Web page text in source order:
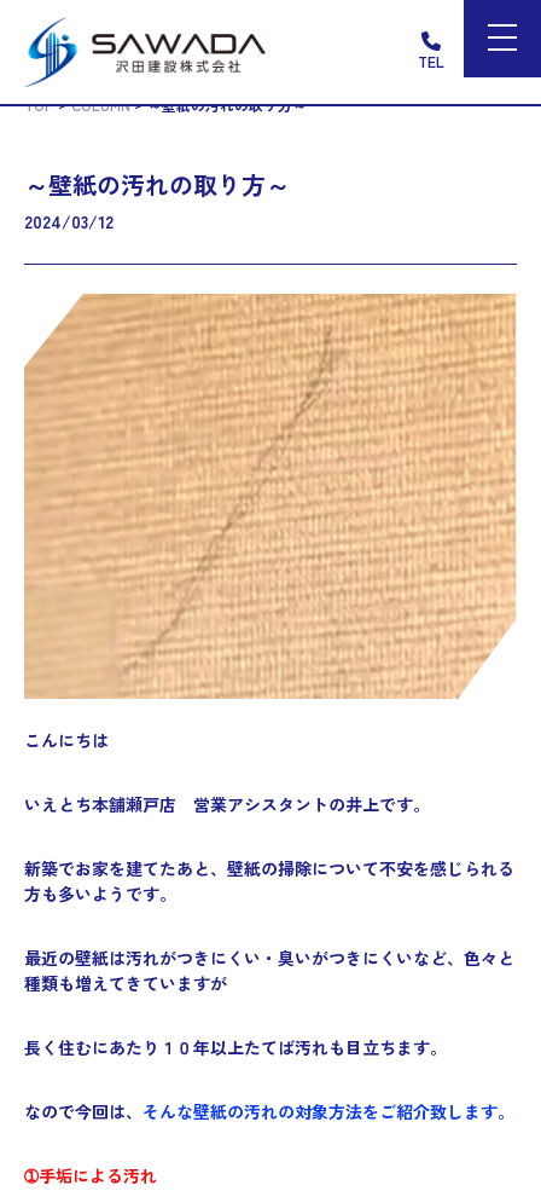
TEL
TOP>COLUMN>～壁紙の汚れの取り方～
～壁紙の汚れの取り方～
2024/03/12
こんにちは
いえとち本舗瀬戸店 営業アシスタントの井上です。
新築でお家を建てたあと、壁紙の掃除について不安を感じられる
方も多いようです。
最近の壁紙は汚れがつきにくい・臭いがつきにくいなど、色々と
種類も増えてきていますが
長く住むにあたり１０年以上たてば汚れも目立ちます。
なので今回は、 そんな壁紙の汚れの対象方法をご紹介致します。
➀手垢による汚れ